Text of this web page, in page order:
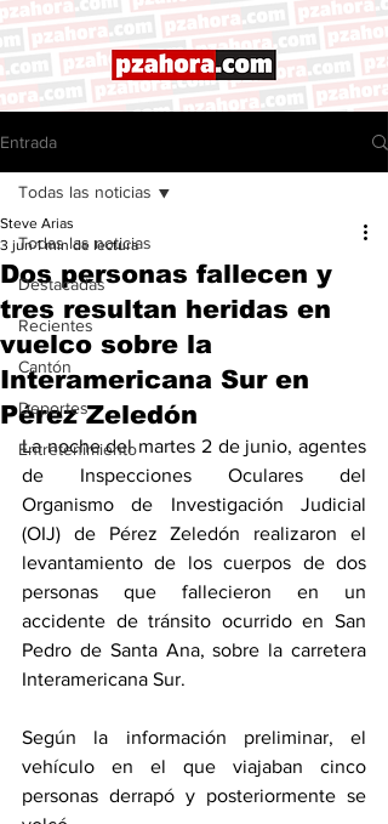
Entrada
Todas las noticias
Destacadas
Recientes
Cantón
Deportes
Entretenimiento
Todas las noticias
Dos personas fallecen y
tres resultan heridas en
vuelco sobre la
Interamericana Sur en
Pérez Zeledón
Steve Arias
3 jun 1 min de lectura
La noche del martes 2 de junio, agentes
de Inspecciones Oculares del
Organismo de Investigación Judicial
(OIJ) de Pérez Zeledón realizaron el
levantamiento de los cuerpos de dos
personas que fallecieron en un
accidente de tránsito ocurrido en San
Pedro de Santa Ana, sobre la carretera
Interamericana Sur.
Según la información preliminar, el
vehículo en el que viajaban cinco
personas derrapó y posteriormente se